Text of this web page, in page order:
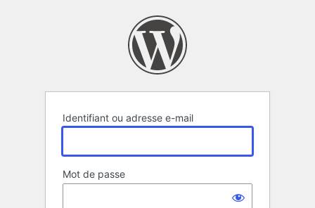
Identifiant ou adresse e-mail
Mot de passe